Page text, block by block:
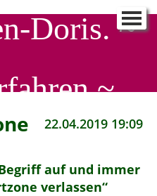
Doris. ~
~
22.04.2019 19:09
auf und immer
verlassen“
▼